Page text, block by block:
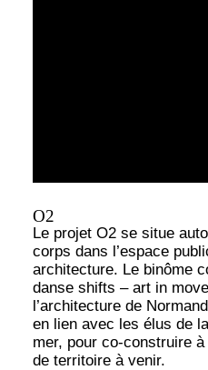
O2
Le projet O2 se situe
corps dans l’espace
architecture. Le binôme
danse shifts – art in
l’architecture de
en lien avec les élus de
mer, pour co-construire
de territoire à venir.